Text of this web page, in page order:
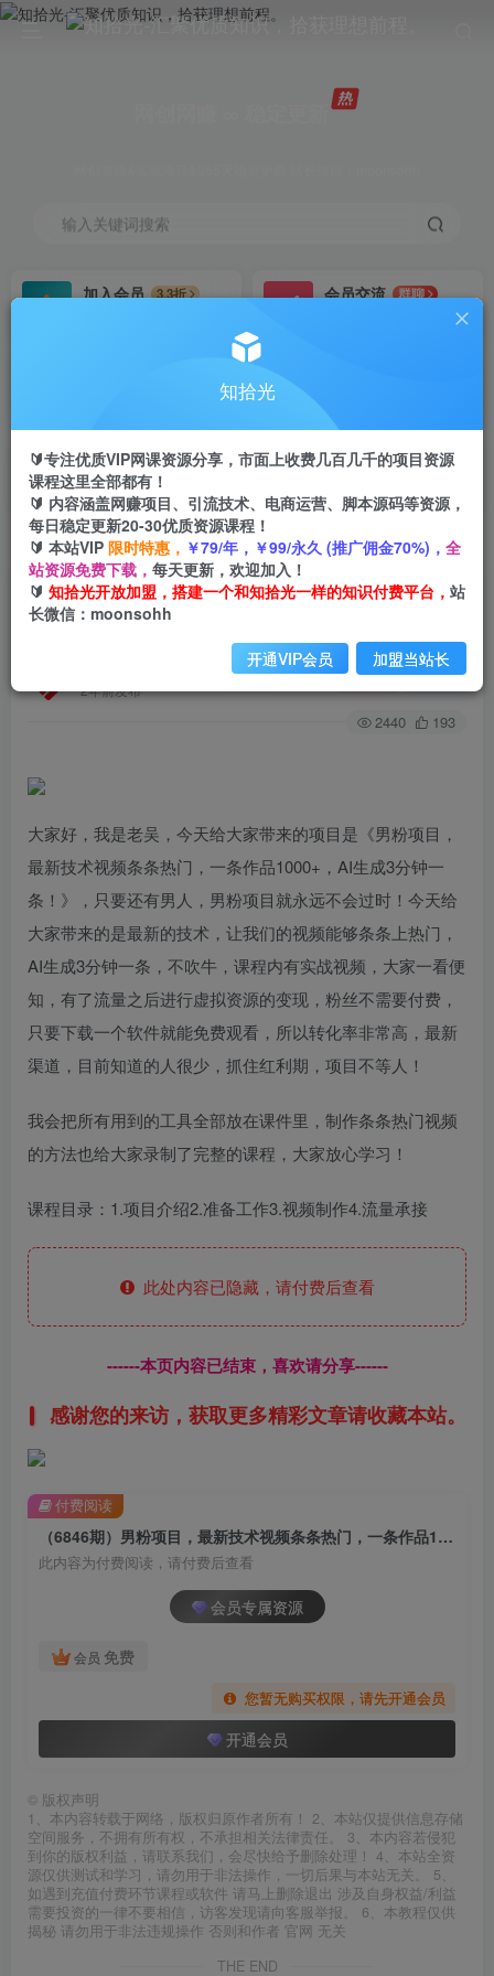
输入关键词搜索
加入会员
3.3折
会员交流
群聊
首页 创业课程 会员专属 正文
（6846期）男粉项目，最新技术视频条条热门，
一条作品1000+AI生成3分钟一条
2年前发布
关注 私信
2440 193
大家好，我是老吴，今天给大家带来的项目是《男粉项目，
最新技术视频条条热门，一条作品1000+，AI生成3分钟一
条！》，只要还有男人，男粉项目就永远不会过时！今天给
大家带来的是最新的技术，让我们的视频能够条条上热门，
AI生成3分钟一条，不吹牛，课程内有实战视频，大家一看便
知，有了流量之后进行虚拟资源的变现，粉丝不需要付费，
只要下载一个软件就能免费观看，所以转化率非常高，最新
渠道，目前知道的人很少，抓住红利期，项目不等人！
我会把所有用到的工具全部放在课件里，制作条条热门视频
的方法也给大家录制了完整的课程，大家放心学习！
课程目录：1.项目介绍2.准备工作3.视频制作4.流量承接
此处内容已隐藏，请付费后查看
------本页内容已结束，喜欢请分享------
感谢您的来访，获取更多精彩文章请收藏本站。
（6846期）男粉项目，最新技术视频条条热门，一条作品1000+AI生成3分钟一条
此内容为付费阅读，请付费后查看
会员专属资源
会员 免费
您暂无购买权限，请先开通会员
开通会员
付费阅读
© 版权声明
1、本内容转载于网络，版权归原作者所有！ 2、本站仅提供信息存储
空间服务，不拥有所有权，不承担相关法律责任。 3、本内容若侵犯
到你的版权利益，请联系我们，会尽快给予删除处理！ 4、本站全资
源仅供测试和学习，请勿用于非法操作，一切后果与本站无关。 5、
如遇到充值付费环节课程或软件 请马上删除退出 涉及自身权益/利益
需要投资的一律不要相信，访客发现请向客服举报。 6、本教程仅供
揭秘 请勿用于非法违规操作 否则和作者 官网 无关
THE END
知拾光
🔰专注优质VIP网课资源分享，市面上收费几百几千的项目资源
课程这里全部都有！
🔰 内容涵盖网赚项目、引流技术、电商运营、脚本源码等资源，
每日稳定更新20-30优质资源课程！
🔰 本站VIP 限时特惠， ￥79/年，￥99/永久 (推广佣金70%)， 全
站资源免费下载， 每天更新，欢迎加入！
🔰 知拾光开放加盟，搭建一个和知拾光一样的知识付费平台， 站
长微信：moonsohh
开通VIP会员 加盟当站长